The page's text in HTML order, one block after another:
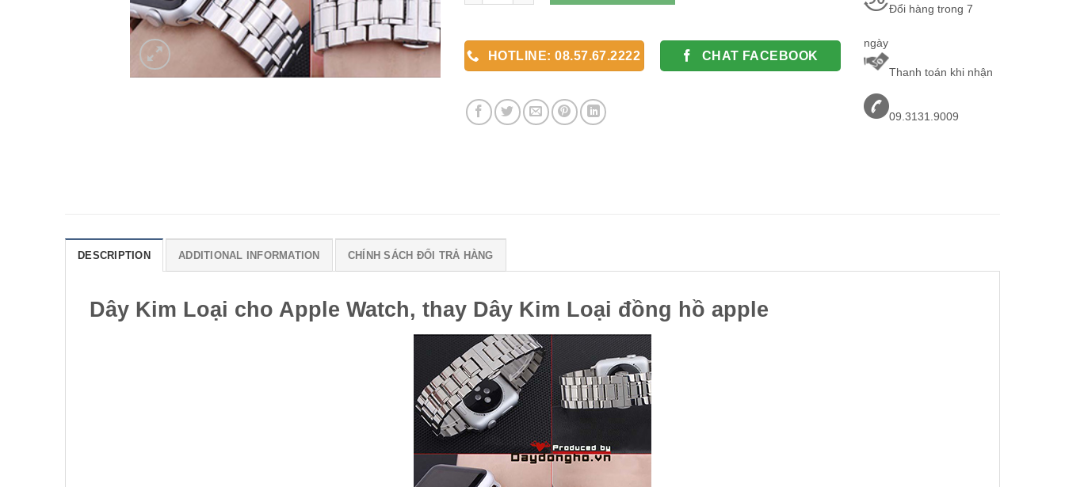
HOTLINE: 08.57.67.2222 CHAT FACEBOOK
Đổi hàng trong 7
ngày
Thanh toán khi nhận
09.3131.9009
DESCRIPTION ADDITIONAL INFORMATION CHÍNH SÁCH ĐỔI TRẢ HÀNG
Dây Kim Loại cho Apple Watch, thay Dây Kim Loại đồng hồ apple